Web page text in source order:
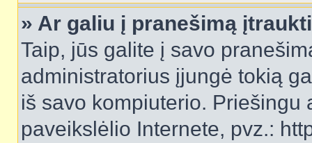
» Ar galiu į pranešimą
Taip, jūs galite į savo
administratorius įjungė tokią
iš savo kompiuterio.
paveikslėlio Internete, pvz.: